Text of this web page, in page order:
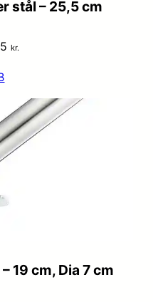
stål – 25,5 cm
kr.
19 cm, Dia 7 cm